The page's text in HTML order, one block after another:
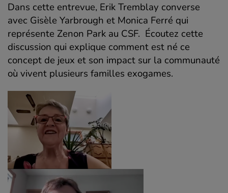
Dans cette entrevue, Erik Tremblay converse
avec Gisèle Yarbrough et Monica Ferré qui
représente Zenon Park au CSF. Écoutez cette
discussion qui explique comment est né ce
concept de jeux et son impact sur la communauté
où vivent plusieurs familles exogames.